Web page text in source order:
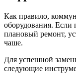
Как правило,
оборудования. Если
плановый ремонт,
чаше.
Для успешной
следующие